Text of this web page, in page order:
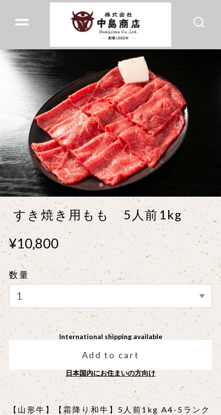
すき焼き用もも 5人前1kg
¥10,800
数量
International shipping available
Add to cart
日本国内にお住まいの方向け
【山形牛】【霜降り和牛】5人前1kg A4-5ランク